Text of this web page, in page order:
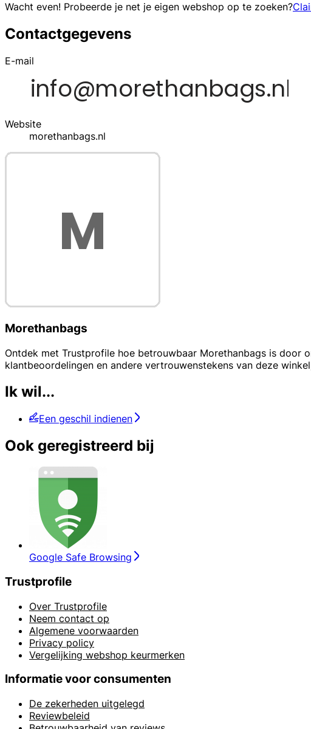
Wacht even! Probeerde je net je eigen webshop op te zoeken?
Contactgegevens
E-mail
Website
morethanbags.nl
Morethanbags
Ontdek met Trustprofile hoe betrouwbaar Morethanbags is door
klantbeoordelingen en andere vertrouwenstekens van deze
Ik wil...
Een geschil indienen
Ook geregistreerd bij
Google Safe Browsing
Trustprofile
Over Trustprofile
Neem contact op
Algemene voorwaarden
Privacy policy
Vergelijking webshop keurmerken
Informatie voor consumenten
De zekerheden uitgelegd
Reviewbeleid